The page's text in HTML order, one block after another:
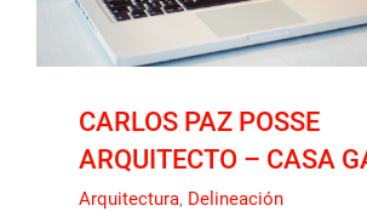
CARLOS PAZ POSSE
ARQUITECTO – CASA
Arquitectura, Delineación